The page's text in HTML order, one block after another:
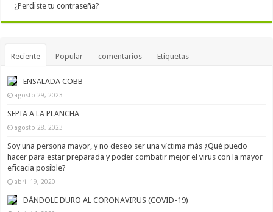
¿Perdiste tu contraseña?
Reciente Popular comentarios Etiquetas
ENSALADA COBB
agosto 29, 2023
SEPIA A LA PLANCHA
agosto 28, 2023
Soy una persona mayor, y no deseo ser una víctima más ¿Qué puedo
hacer para estar preparada y poder combatir mejor el virus con la mayor
eficacia posible?
abril 19, 2020
DÁNDOLE DURO AL CORONAVIRUS (COVID-19)